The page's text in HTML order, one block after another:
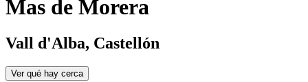
Mas de Morera
Vall d'Alba, Castellón
Ver qué hay cerca